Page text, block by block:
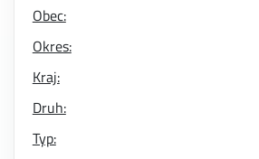
Obec:
Okres:
Kraj:
Druh:
Typ: